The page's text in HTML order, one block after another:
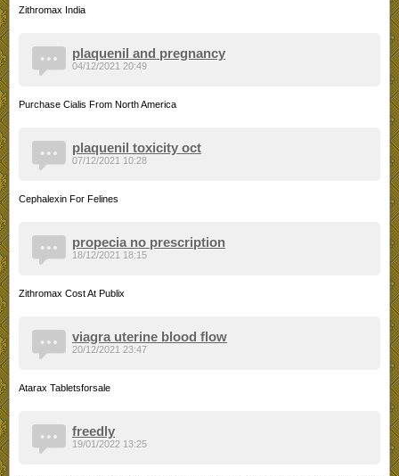
Zithromax India
plaquenil and pregnancy
Purchase Cialis From North America
04/12/2021 20:49
plaquenil toxicity oct
Cephalexin For Felines
07/12/2021 10:28
propecia no prescription
Zithromax Cost At Publix
18/12/2021 18:15
viagra uterine blood flow
Atarax Tabletsforsale
20/12/2021 23:47
freedly
19/01/2022 13:25